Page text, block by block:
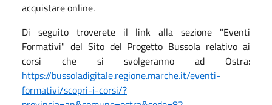
acquistare online.
Di seguito troverete il link alla sezione "Eventi
Formativi" del Sito del Progetto Bussola relativo ai
corsi che si svolgeranno ad Ostra:
https://bussoladigitale.regione.marche.it/eventi-
formativi/scopri-i-corsi/?